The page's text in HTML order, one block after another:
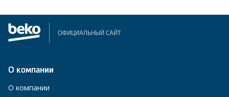
ОФИЦИАЛЬНЫЙ САЙТ
О компании
О компании